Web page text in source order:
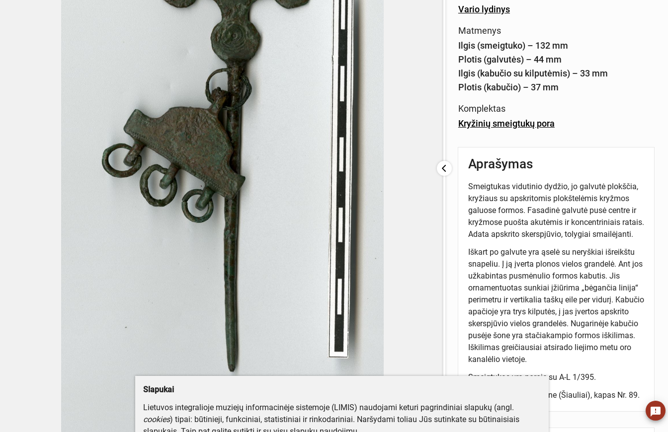
Vario lydinys
Matmenys
Ilgis (smeigtuko) – 132 mm
Plotis (galvutės) – 44 mm
Ilgis (kabučio su kilputėmis) – 33 mm
Plotis (kabučio) – 37 mm
Komplektas
Kryžinių smeigtukų pora
Aprašymas
Smeigtukas vidutinio dydžio, jo galvutė plokščia,
kryžiaus su apskritomis plokštelėmis kryžmos
galuose formos. Fasadinė galvutė pusė centre ir
kryžmose puošta akutėmis ir koncentriniais ratais.
Adata apskrito skerspjūvio, tolygiai smailėjanti.
Iškart po galvute yra ąselė su neryškiai išreikštu
snapeliu. Į ją įverta plonos vielos grandelė. Ant jos
užkabintas pusmėnulio formos kabutis. Jis
ornamentuotas sunkiai įžiūrima „bėgančia linija“
perimetru ir vertikalia taškų eile per vidurį. Kabučio
apačioje yra trys kilputės, į jas įvertos apskrito
skerspjūvio vielos grandelės. Nugarinėje kabučio
pusėje šone yra stačiakampio formos iškilimas.
Iškilimas greičiausiai atsirado liejimo metu oro
kanalėlio vietoje.
Smeigtukas yra poroje su A-L 1/395.
Rastas Lieporių kapinyne (Šiauliai), kapas Nr. 89.
feedback
Slapukai
Lietuvos integralioje muziejų informacinėje sistemoje (LIMIS) naudojami keturi pagrindiniai slapukų (angl.
cookies) tipai: būtinieji, funkciniai, statistiniai ir rinkodariniai. Naršydami toliau Jūs sutinkate su būtinaisiais